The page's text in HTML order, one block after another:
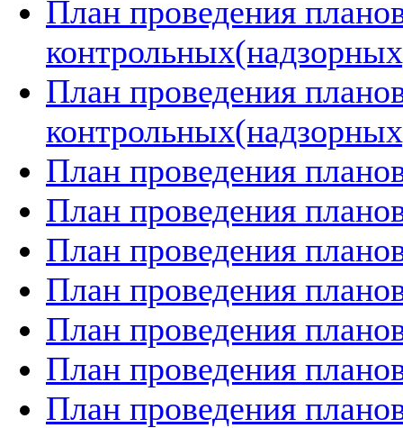
План проведения
План проведения
План проведения
План проведения
План проведения
План проведения
План проведения
План проведения
План проведения